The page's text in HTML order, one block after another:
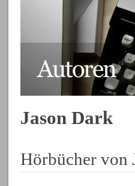
Jason Dark
Hörbücher von